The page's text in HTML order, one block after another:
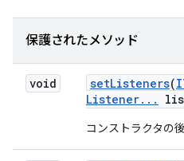
保護されたメソッド
void setListeners(
Listener. . .
コンストラクタの